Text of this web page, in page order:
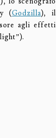
(Godzilla), il
agli effetti